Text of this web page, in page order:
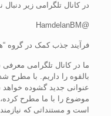
در کانال تلگرامی زیر دنبال
@HamdelanBM
فرآیند جذب کمک در گروه
ما در کانال تلگرامی
بالقوه را داریم. با مطرح
عنوانی جدید گشوده
موضوع را با ما مطرح
است و مستنداتی که